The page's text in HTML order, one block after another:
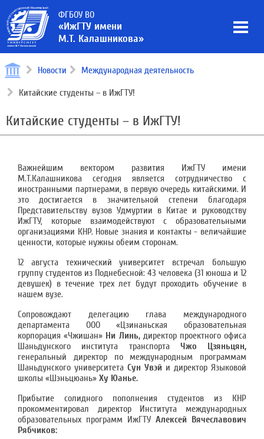
ФГБОУ ВО
«ИжГТУ имени
М.Т. Калашникова»
Новости Международная деятельность
Китайские студенты – в ИжГТУ!
Китайские студенты – в ИжГТУ!
Важнейшим вектором развития ИжГТУ имени
М.Т.Калашникова сегодня является сотрудничество с
иностранными партнерами, в первую очередь китайскими. И
это достигается в значительной степени благодаря
Представительству вузов Удмуртии в Китае и руководству
ИжГТУ, которые взаимодействуют с образовательными
организациями КНР. Новые знания и контакты - величайшие
ценности, которые нужны обеим сторонам.
12 августа технический университет встречал большую
группу студентов из Поднебесной: 43 человека (31 юноша и 12
девушек) в течение трех лет будут проходить обучение в
нашем вузе.
Сопровождают делегацию глава международного
департамента ООО «Цзинаньская образовательная
корпорация «Чжишан» Ни Линь,директор проектного офиса
Шаньдунского института транспорта Чжо Цзяньцян,
генеральный директор по международным программам
Шаньдунского университета Сун Увэй и директор Языковой
школы «Шэньцюань» Ху Юанье.
Прибытие солидного пополнения студентов из КНР
прокомментировал директор Института международных
образовательных программ ИжГТУ Алексей Вячеславович
Рябчиков: